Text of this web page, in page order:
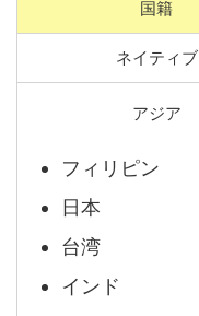
国籍
ネイティブ
アジア
フィリピン
日本
台湾
インド